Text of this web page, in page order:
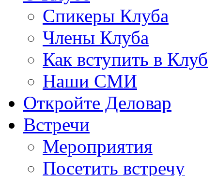
Спикеры Клуба
Члены Клуба
Как вступить в Клуб
Наши СМИ
Откройте Деловар
Встречи
Мероприятия
Посетить встречу